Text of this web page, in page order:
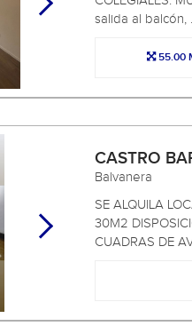
salida al balcón,
55.00
CASTRO
Balvanera
SE ALQUILA
30M2
CUADRAS DE